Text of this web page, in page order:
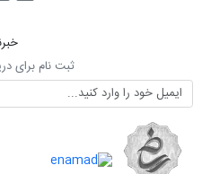
ثبت نام برای